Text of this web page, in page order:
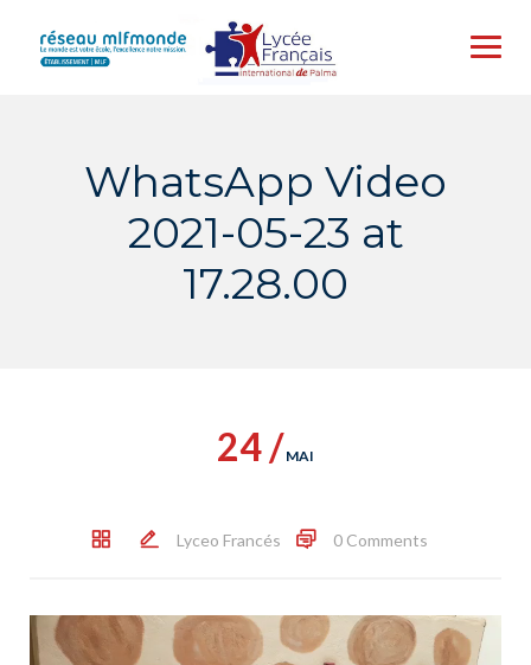
content
WhatsApp Video
2021-05-23 at
17.28.00
24 / MAI
Lyceo Francés 0 Comments
Lecteur
vidéo